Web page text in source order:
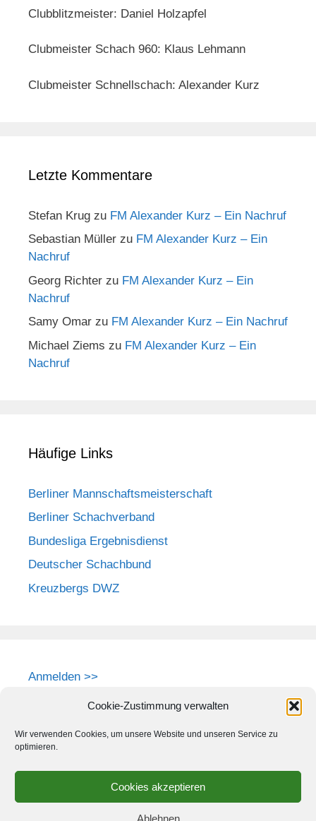
Cookie-Zustimmung verwalten
Wir verwenden Cookies, um unsere Website und unseren Service zu
optimieren.
Cookies akzeptieren
Ablehnen
Clubblitzmeister: Daniel Holzapfel
Clubmeister Schach 960: Klaus Lehmann
Clubmeister Schnellschach: Alexander Kurz
Letzte Kommentare
Stefan Krug zu FM Alexander Kurz – Ein Nachruf
Sebastian Müller zu FM Alexander Kurz – Ein
Nachruf
Georg Richter zu FM Alexander Kurz – Ein
Nachruf
Samy Omar zu FM Alexander Kurz – Ein Nachruf
Michael Ziems zu FM Alexander Kurz – Ein
Nachruf
Häufige Links
Berliner Mannschaftsmeisterschaft
Berliner Schachverband
Bundesliga Ergebnisdienst
Deutscher Schachbund
Kreuzbergs DWZ
Anmelden >>